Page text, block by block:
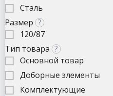
Сталь
Размер ?
120/87
Тип товара ?
Основной товар
Доборные элементы
Комплектующие